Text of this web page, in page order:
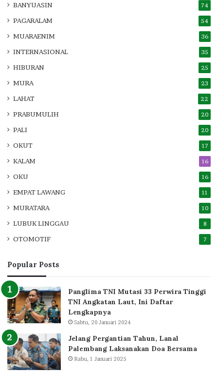
BANYUASIN 74
PAGARALAM 54
MUARAENIM 36
INTERNASIONAL 35
HIBURAN 25
MURA 23
LAHAT 22
PRABUMULIH 20
PALI 20
OKUT 17
KALAM 16
OKU 16
EMPAT LAWANG 11
MURATARA 10
LUBUK LINGGAU 8
OTOMOTIF 7
Popular Posts
Panglima TNI Mutasi 33 Perwira Tinggi
TNI Angkatan Laut, Ini Daftar
Lengkapnya
Sabtu, 20 Januari 2024
Jelang Pergantian Tahun, Lanal
Palembang Laksanakan Doa Bersama
Rabu, 1 Januari 2025